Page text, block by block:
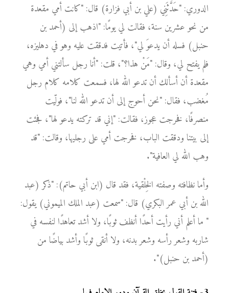
الدوري: "حَدَّثَنِي (علي بن أبي فزارة) قال: "كانت أمي مقعدة
من نحو عشرين سنة، فقالت لي يومًا: "اذهب إلى (أحمد بن
حنبل) فسله أن يدعوَ لي"، فأتيت فدققت عليه وهو في دهليزه،
فلم يفتح لي، وقال: "مَنْ هذا؟"، قلت: "أنا رجل سألتني أمي وهي
مقعدة أن أسألك أن تدعو الله لها، فسمعت كلامه كلام رجل
مُغضب، فقال: "نحن أحوج إلى أن تدعو الله لنا"، فولّيت
منصرفًا، فخرجت عجوز، فقالت: "إني قد تركته يدعو لها"، فجئت
إلى بيتنا ودققت الباب، فخرجت أمي على رجليها، وقالت: "قد
وهب الله لي العافية".
وأما نظافته وصفته الخِلْقية، فقد قال (ابن أبي حاتم): "ذكر (عبد
الله بن أبي عمر البكري) قال: "سمعت (عبد الملك الميموني) يقول:
" ما أعلم أني رأيت أحدًا أنظف ثوبًا، ولا أشد تعاهدًا لنفسه في
شاربه وشعر رأسه وشعر بدنه، ولا أنقى ثوبًا وأشد بياضًا من
(أحمد بن حنبل)".